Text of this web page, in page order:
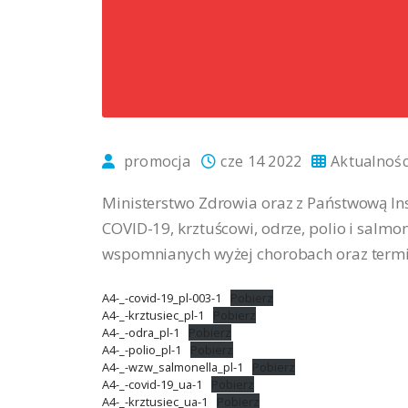
promocja cze 14 2022
Ministerstwo Zdrowia oraz z Państwową
COVID-19, krztuścowi, odrze, polio i
wspomnianych wyżej chorobach oraz
A4-_-covid-19_pl-003-1
Pobierz
A4-_-krztusiec_pl-1
Pobierz
A4-_-odra_pl-1
Pobierz
A4-_-polio_pl-1
Pobierz
A4-_-wzw_salmonella_pl-1
Pobierz
A4-_-covid-19_ua-1
Pobierz
A4-_-krztusiec_ua-1
Pobierz